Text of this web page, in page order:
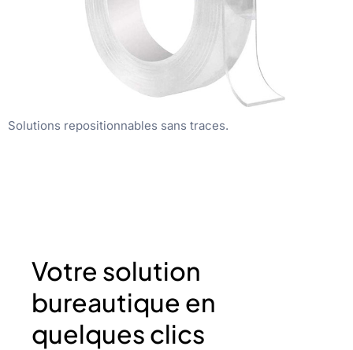
Solutions repositionnables sans traces.
Votre solution
bureautique en
quelques clics